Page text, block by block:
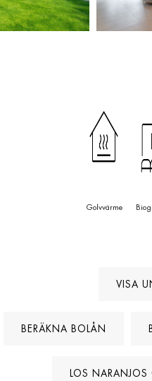
butikker är detta ett verkligt
Golvvärme
VISA
BERÄKNA BOLÅN
LOS NARANJOS